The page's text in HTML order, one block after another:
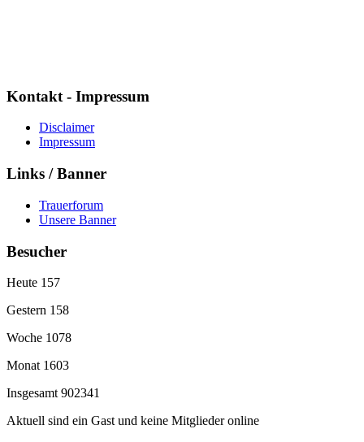
Kontakt - Impressum
Disclaimer
Impressum
Links / Banner
Trauerforum
Unsere Banner
Besucher
Heute 157
Gestern 158
Woche 1078
Monat 1603
Insgesamt 902341
Aktuell sind ein Gast und keine Mitglieder online